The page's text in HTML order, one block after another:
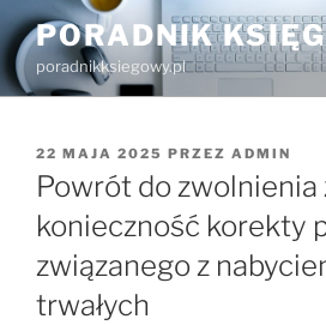
Przejdź
do
treści
PORADNIK
poradnikksiegowy.pl
OPUBLIKOWANE
W
22 MAJA 2025 PRZEZ ADMIN
Powrót do zwolnienia
konieczność korekty
związanego z
trwałych